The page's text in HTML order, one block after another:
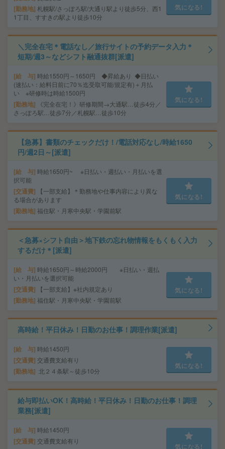
勤務地 札幌駅/さっぽろ駅/大通り駅より徒歩5分、西1
1丁目、すすきの駅より徒歩10分
気になる!
＼完全在宅＊電話なし／旅行サイトの予約データ入力＊
短期/週3～などシフト融通抜群[派遣]
給 与 時給1550円～1650円 ◆昇給あり ◆日払い
(速払い：給料日前に70％迄受取可能/規定有)＋月払
い ※研修時は時給1500円
勤務地
《完全在宅！》研修期間→大通駅…徒歩4分／
さっぽろ駅…徒歩7分／札幌駅…徒歩10分
気になる!
【急募】書類のチェックだけ！/電話対応なし/時給1650
円/週2日～[派遣]
給 与 時給1650円~ ※日払い・週払い・月払いを選
択可能
交通費
【一部支給】＊勤務地や仕事内容により異な
る場合があります
勤務地 福住駅・月寒中央駅・学園前駅
気になる!
＜急募×シフト自由＞地下鉄の忘れ物情報をもくもく入力
するだけ＊[派遣]
給 与 時給1650円～時給2000円 ※日払い・週払
い・月払いを選択可能
交通費 【一部支給】※社内規定あり
勤務地 福住駅・月寒中央駅・学園前駅
気になる!
高時給！平日休み！日勤のお仕事！調理作業[派遣]
給 与 時給1450円
交通費 交通費支給有り
勤務地 北２４条駅～徒歩10分
気になる!
給与即払いOK！高時給！平日休み！日勤のお仕事！調理
業務[派遣]
給 与 時給1450円
交通費 交通費支給有り
気になる!